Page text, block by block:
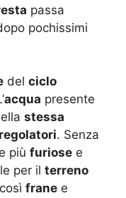
passa
pochissimi
del ciclo
acqua presente
stessa
regolatori. Senza
più furiose e
per il terreno
frane e